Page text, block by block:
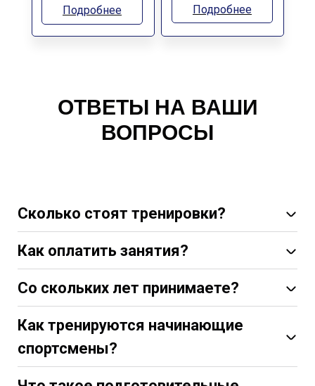
Подробнее Подробнее
ОТВЕТЫ НА ВАШИ
ВОПРОСЫ
Сколько стоят тренировки?
gvardia-sport.ru/skidki
Персональные занятия
Как оплатить занятия?
Со скольких лет принимаете?
Как тренируются начинающие
спортсмены?